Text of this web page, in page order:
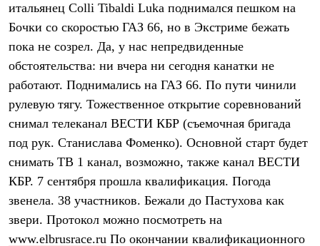
Книги
Еда
Коврики
Обувь
Женская обувь
Ботинки
Мужская обувь
Ботинки
Кроссовки
Сапоги
Гамаши и бахилы
Гамаши
Бахилы
Тапочки и чуни
Чуни
Уход за обувью
итальянец Colli Tibaldi Luka поднимался пешком на
Бочки со скоростью ГАЗ 66, но в Экстриме бежать
пока не созрел. Да, у нас непредвиденные
обстоятельства: ни вчера ни сегодня канатки не
работают. Поднимались на ГАЗ 66. По пути чинили
рулевую тягу. Тожественное открытие соревнований
снимал телеканал ВЕСТИ КБР (съемочная бригада
под рук. Станислава Фоменко). Основной старт будет
снимать ТВ 1 канал, возможно, также канал ВЕСТИ
КБР. 7 сентября прошла квалификация. Погода
звенела. 38 участников. Бежали до Пастухова как
звери. Протокол можно посмотреть на
www.elbrusrace.ru По окончании квалификационного